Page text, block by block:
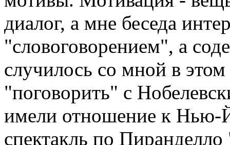
диалог, а мне беседа
"словоговорением", а
случилось со мной в этом
"поговорить" с
имели отношение к Нью-
спектакль по